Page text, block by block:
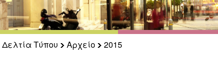
Δελτία Τύπου Αρχείο
2015